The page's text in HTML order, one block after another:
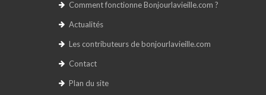
Comment fonctionne Bonjourlavieille.com ?
Actualités
Les contributeurs de bonjourlavieille.com
Contact
Plan du site